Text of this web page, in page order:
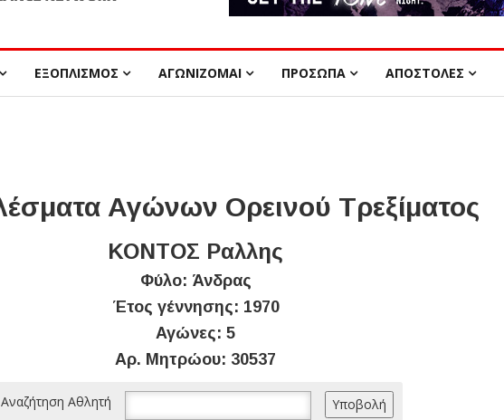
ΕΞΟΠΛΙΣΜΟΣ ΑΓΩΝΙΖΟΜΑΙ ΠΡΟΣΩΠΑ ΑΠΟΣΤΟΛΕΣ
Αγώνων Ορεινού Τρεξίματος
ΚΟΝΤΟΣ Ραλλης
Φύλο: Άνδρας
Έτος γέννησης: 1970
Αγώνες: 5
Αρ. Μητρώου: 30537
Αναζήτηση Αθλητή